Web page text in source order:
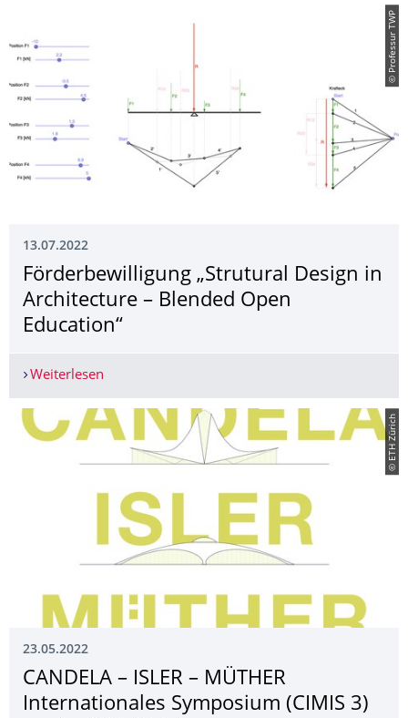
© Professur TWP
13.07.2022
Förderbewilligung „Strutural Design in
Architecture – Blended Open
Education“
Weiterlesen
© ETH Zürich
23.05.2022
CANDELA – ISLER – MÜTHER
Internationales Symposium (CIMIS 3)